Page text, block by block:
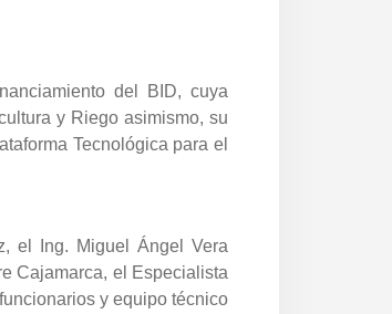
del BID, cuya
y Riego asimismo, su
Tecnológica para el
el Ing. Miguel Ángel Vera
Cajamarca, el Especialista
y equipo técnico